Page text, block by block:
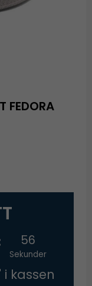
FEDORA
55
Sekunder
i kassen